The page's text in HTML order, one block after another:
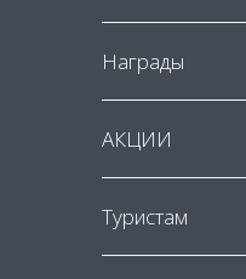
Награды
АКЦИИ
Туристам